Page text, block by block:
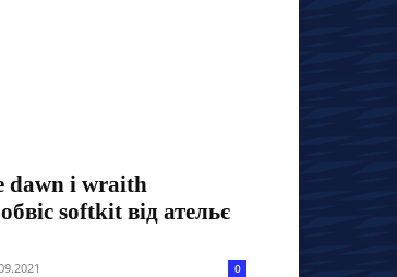
dawn і wraith
softkit від ательє
0